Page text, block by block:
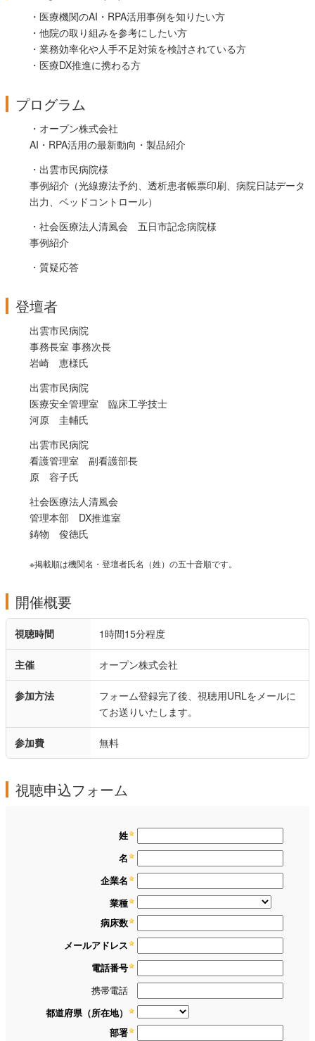
・医療機関のAI・RPA活用事例を知りたい方
・他院の取り組みを参考にしたい方
・業務効率化や人手不足対策を検討されている方
・医療DX推進に携わる方
プログラム
・オープン株式会社
AI・RPA活用の最新動向・製品紹介
・出雲市民病院様
事例紹介（光線療法予約、透析患者帳票印刷、病院日誌データ
出力、ベッドコントロール）
・社会医療法人清風会 五日市記念病院様
事例紹介
・質疑応答
登壇者
出雲市民病院
事務長室 事務次長
岩崎 恵様氏
出雲市民病院
医療安全管理室 臨床工学技士
河原 圭輔氏
出雲市民病院
看護管理室 副看護部長
原 容子氏
社会医療法人清風会
管理本部 DX推進室
鋳物 俊徳氏
※掲載順は機関名・登壇者氏名（姓）の五十音順です。
開催概要
視聴時間 1時間15分程度
主催 オープン株式会社
参加方法
フォーム登録完了後、視聴用URLをメールに
てお送りいたします。
参加費 無料
視聴申込フォーム